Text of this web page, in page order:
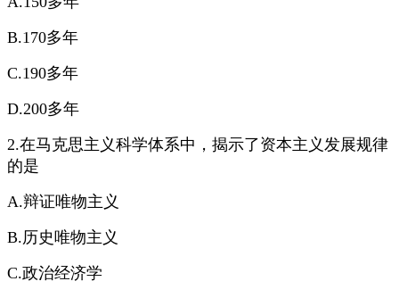
B.170多年
C.190多年
D.200多年
2.在马克思主义科学体系中，揭示了资本主义发展规律
的是
A.辩证唯物主义
B.历史唯物主义
C.政治经济学